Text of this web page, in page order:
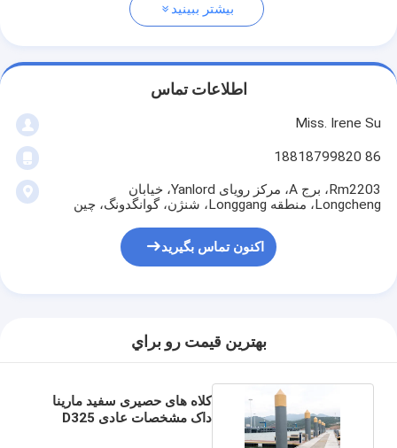
بیشتر ببینید
اطلاعات تماس
Miss. Irene Su
86 18818799820
Rm2203، برج A، مرکز رویای Yanlord، خیابان
Longcheng، منطقه Longgang، شنژن، گوانگدونگ، چین
اکنون تماس بگیرید
بهترين قيمت رو براي
کلاه های حصیری سفید مارینا
داک مشخصات عادی D325